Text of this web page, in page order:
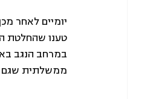
יומיים לאחר
טענו שהחלטת
במרחב הנגב
ממשלתית שגם